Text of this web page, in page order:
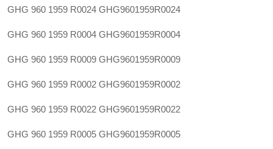
GHG 960 1959 R0024 GHG9601959R0024
GHG 960 1959 R0004 GHG9601959R0004
GHG 960 1959 R0009 GHG9601959R0009
GHG 960 1959 R0002 GHG9601959R0002
GHG 960 1959 R0022 GHG9601959R0022
GHG 960 1959 R0005 GHG9601959R0005